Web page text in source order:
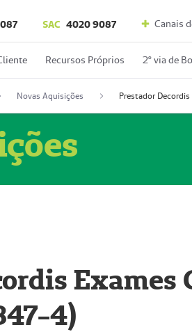
SAC 4020 9087 Canais
Recursos Próprios 2º via de
Novas Aquisições
Exames
4)